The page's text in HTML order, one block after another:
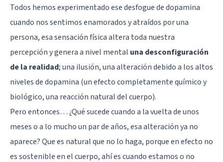
Todos hemos experimentado ese desfogue dedopamina
cuando nos sentimos enamorados y atraídos por una
persona, esa sensación física altera toda nuestra
percepción y genera a nivel mental una desconfiguración
de la realidad; una ilusión, una alteración debido a los altos
niveles de dopamina (un efecto completamente químico y
biológico, una reacción natural del cuerpo).
Pero entonces… ¿Qué sucede cuando a la vuelta de unos
meses o a lo mucho un par de años, esa alteración ya no
aparece? Que es natural que no lo haga, porque en efecto no
es sostenible en el cuerpo, ahí es cuando estamos o no